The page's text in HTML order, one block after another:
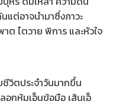
แต่อาจนำมาซึ่งภาวะ
ไตวาย พิการ และหัวใจ
วิตประจำวันมากขึ้น
อกหุ้มเอ็นข้อมือ เส้นเอ็